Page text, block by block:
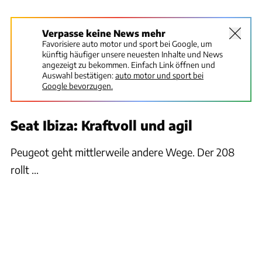
Verpasse keine News mehr
Favorisiere auto motor und sport bei Google, um
künftig häufiger unsere neuesten Inhalte und News
angezeigt zu bekommen. Einfach Link öffnen und
Auswahl bestätigen:auto motor und sport bei
Google bevorzugen.
Seat Ibiza: Kraftvoll und agil
Peugeot geht mittlerweile andere Wege. Der 208
rollt ...